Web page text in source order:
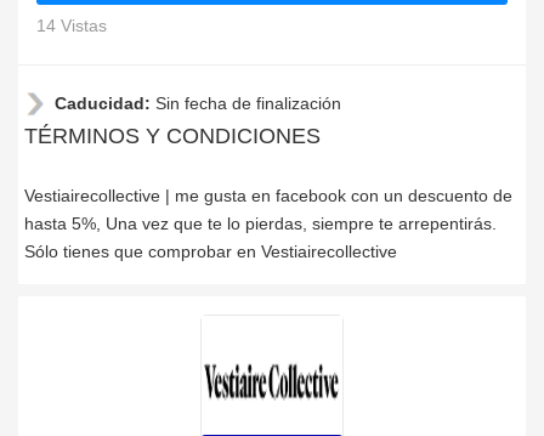
14 Vistas
Caducidad: Sin fecha de finalización
TÉRMINOS Y CONDICIONES
Vestiairecollective | me gusta en facebook con un descuento de
hasta 5%, Una vez que te lo pierdas, siempre te arrepentirás.
Sólo tienes que comprobar en Vestiairecollective